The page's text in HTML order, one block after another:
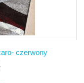
czerwony